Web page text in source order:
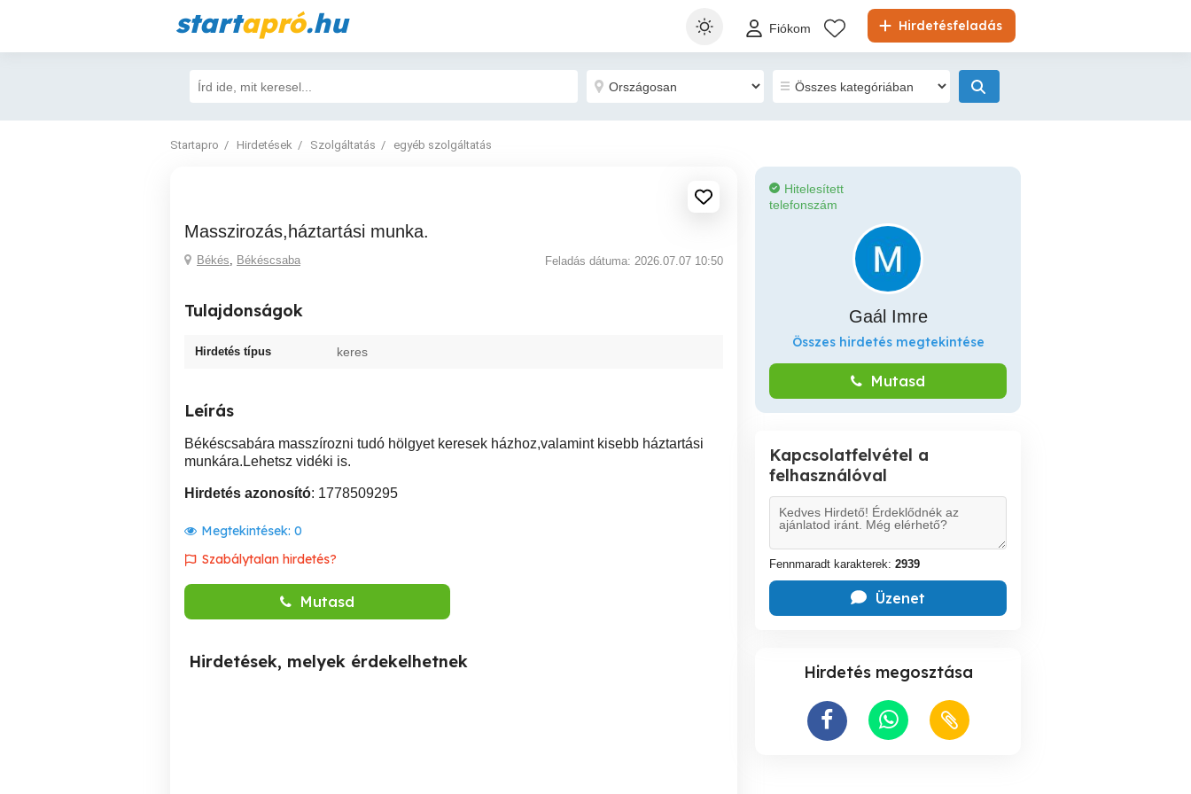
startapró.hu Hirdetésfeladás
Fiókom
Startapro Hirdetések Szolgáltatás egyéb szolgáltatás
Masszirozás,háztartási munka.
Békés, Békéscsaba Feladás dátuma: 2026.07.07 10:50
Tulajdonságok
Hirdetés típus keres
Leírás
Békéscsabára masszírozni tudó hölgyet keresek házhoz,valamint kisebb háztartási
munkára.Lehetsz vidéki is.
Hirdetés azonosító: 1778509295
Megtekintések: 0
Szabálytalan hirdetés?
Mutasd
Hirdetések, melyek érdekelhetnek
Hitelesített
telefonszám
Gaál Imre
Összes hirdetés megtekintése
Mutasd
Kapcsolatfelvétel a
felhasználóval
Fennmaradt karakterek: 2939
Üzenet
Hirdetés megosztása